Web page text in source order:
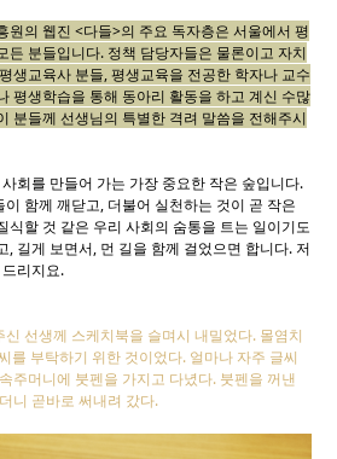
원의 웹진 <다들>의 주요 독자층은 서울에서 평
든 분들입니다. 정책 담당자들은 물론이고 자치
생교육사 분들, 평생교육을 전공한 학자나 교수
평생학습을 통해 동아리 활동을 하고 계신 수많
분들께 선생님의 특별한 격려 말씀을 전해주시
회를 만들어 가는 가장 중요한 작은 숲입니다.
함께 깨닫고, 더불어 실천하는 것이 곧 작은
식할 것 같은 우리 사회의 숨통을 트는 일이기도
, 길게 보면서, 먼 길을 함께 걸었으면 합니다. 저
리지요.
선생께 스케치북을 슬며시 내밀었다. 몰염치
를 부탁하기 위한 것이었다. 얼마나 자주 글씨
주머니에 붓펜을 가지고 다녔다. 붓펜을 꺼낸
니 곧바로 써내려 갔다.